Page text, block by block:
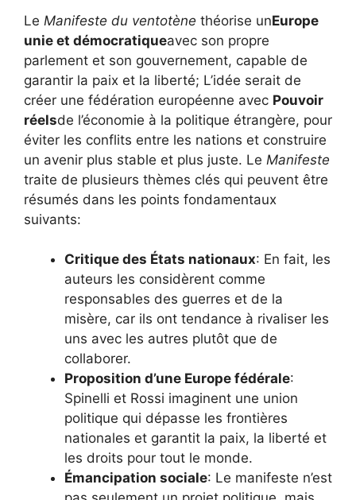
Le Manifeste du ventotène théorise unEurope
unie et démocratiqueavec son propre
parlement et son gouvernement, capable de
garantir la paix et la liberté; L’idée serait de
créer une fédération européenne avec Pouvoir
réelsde l’économie à la politique étrangère, pour
éviter les conflits entre les nations et construire
un avenir plus stable et plus juste. Le Manifeste
traite de plusieurs thèmes clés qui peuvent être
résumés dans les points fondamentaux
suivants:
Critique des États nationaux: En fait, les
auteurs les considèrent comme
responsables des guerres et de la
misère, car ils ont tendance à rivaliser les
uns avec les autres plutôt que de
collaborer.
Proposition d’une Europe fédérale:
Spinelli et Rossi imaginent une union
politique qui dépasse les frontières
nationales et garantit la paix, la liberté et
les droits pour tout le monde.
Émancipation sociale: Le manifeste n’est